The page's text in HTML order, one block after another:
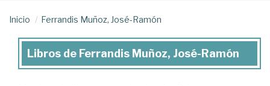
Inicio Ferrandis Muñoz, José-Ramón
Libros
Libros de Ferrandis Muñoz, José-Ramón